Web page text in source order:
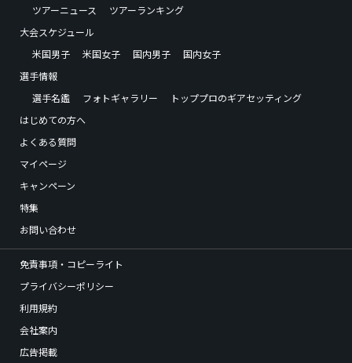
ツアーニュース
ツアーランキング
大会スケジュール
米国男子
米国女子 国内男子
国内女子
選手情報
選手名鑑
フォトギャラリー
トッププロのギアセッティング
はじめての方へ
よくある質問
マイページ
キャンペーン
特集
お問い合わせ
免責事項・コピーライト
プライバシーポリシー
利用規約
会社案内
広告掲載